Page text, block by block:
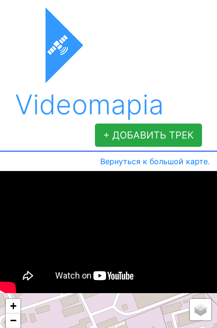
Videomapia
+ ДОБАВИТЬ ТРЕК
Вернуться к большой карте.
+
−